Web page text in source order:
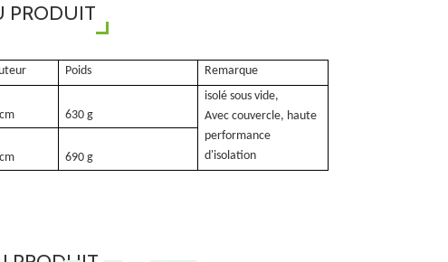
PRODUIT
Poids Remarque
630 g
isolé sous vide,
Avec couvercle, haute
performance
d'isolation
690 g